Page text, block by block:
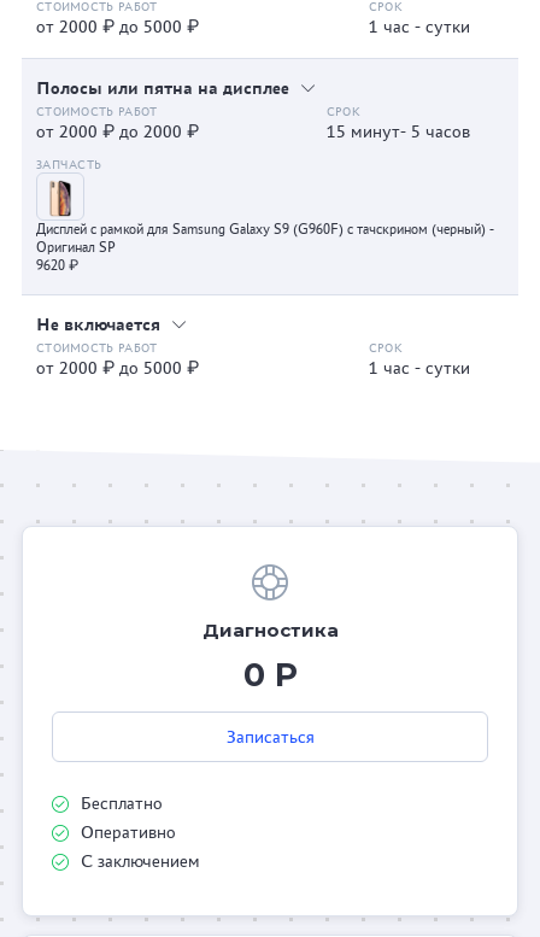
от 2000 ₽ до 5000 ₽ 1 час - сутки
Полосы или пятна на дисплее
от 2000 ₽ до 2000 ₽ 15 минут- 5 часов
Дисплей с рамкой для Samsung Galaxy S9 (G960F) с тачскрином (черный) -
Оригинал SP
9620 ₽
Не включается
от 2000 ₽ до 5000 ₽ 1 час - сутки
Диагностика
0 Р
Записаться
Бесплатно
Оперативно
С заключением